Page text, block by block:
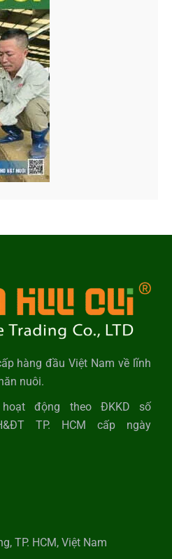
hàng đầu Việt Nam về lĩnh
nuôi.
động theo ĐKKD số
TP. HCM cấp ngày
TP. HCM, Việt Nam